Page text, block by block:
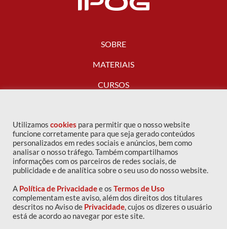
SOBRE
MATERIAIS
CURSOS
FALE CONOSCO
Copyright © 2016 IPOG - Todos os direitos reservados
Política de privacidade
Utilizamos cookies para permitir que o nosso website
funcione corretamente para que seja gerado conteúdos
personalizados em redes sociais e anúncios, bem como
analisar o nosso tráfego. Também compartilhamos
informações com os parceiros de redes sociais, de
publicidade e de analítica sobre o seu uso do nosso website.
A Política de Privacidadee os Termos de Uso
complementam este aviso, além dos direitos dos titulares
descritos no Aviso de Privacidade, cujos os dizeres o usuário
está de acordo ao navegar por este site.